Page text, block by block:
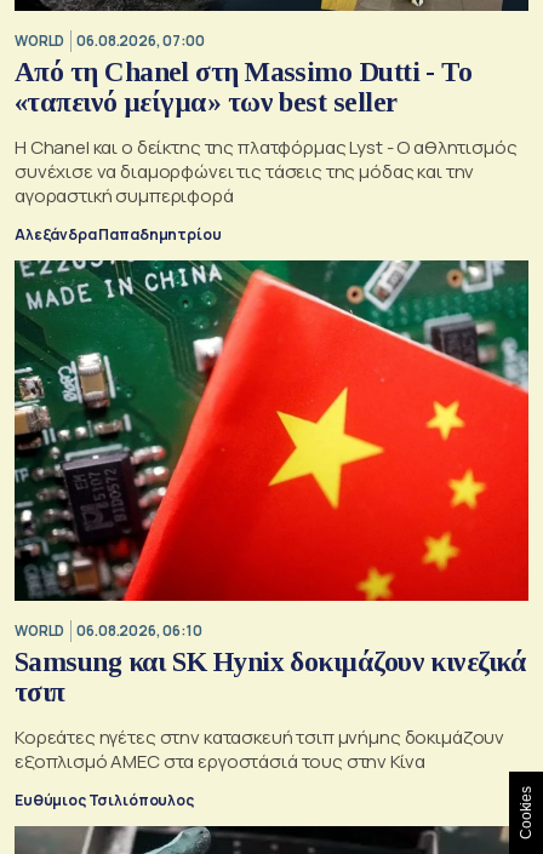
WORLD 06.08.2026, 07:00
Από τη Chanel στη Massimo Dutti - Το
«ταπεινό μείγμα» των best seller
Η Chanel και ο δείκτης της πλατφόρμας Lyst - Ο αθλητισμός
συνέχισε να διαμορφώνει τις τάσεις της μόδας και την
αγοραστική συμπεριφορά
Αλεξάνδρα Παπαδημητρίου
WORLD 06.08.2026, 06:10
Samsung και SK Hynix δοκιμάζουν κινεζικά
τσιπ
Κορεάτες ηγέτες στην κατασκευή τσιπ μνήμης δοκιμάζουν
εξοπλισμό AMEC στα εργοστάσιά τους στην Κίνα
Ευθύμιος Τσιλιόπουλος Cookies